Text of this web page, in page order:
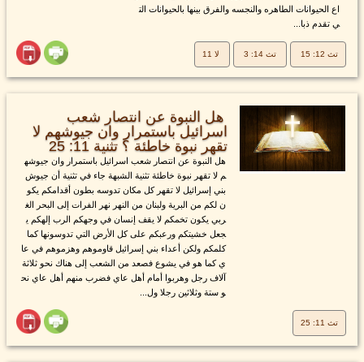
اع الحيوانات الطاهره والنجسه والفرق بينها بالحيوانات الت
ي تقدم ذبا...
تث 12: 15 تث 14: 3 لا 11
هل النبوة عن انتصار شعب
اسرائيل باستمرار وان جيوشهم لا
تقهر نبوة خاطئة ؟ تثنية 11: 25
هل النبوة عن انتصار شعب اسرائيل باستمرار وان جيوشه
م لا تقهر نبوة خاطئة تثنية الشبهة جاء في تثنية أن جيوش
بني إسرائيل لا تقهر كل مكان تدوسه بطون أقدامكم يكو
ن لكم من البرية ولبنان من النهر نهر الفرات إلى البحر الغ
ربي يكون تخمكم لا يقف إنسان في وجهكم الرب إلهكم ي
جعل خشيتكم ورعبكم على كل الأرض التي تدوسونها كما
كلمكم ولكن أعداء بني إسرائيل قاوموهم وهزموهم في عا
ي كما هو في يشوع فصعد من الشعب إلى هناك نحو ثلاثة
آلاف رجل وهربوا أمام أهل عاي فضرب منهم أهل عاي نح
و ستة وثلاثين رجلا ول...
تث 11: 25